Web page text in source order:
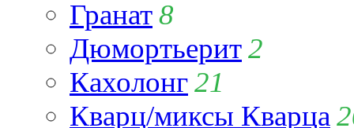
Гранат8
Дюмортьерит2
Кахолонг21
Кварц/миксы Кварца